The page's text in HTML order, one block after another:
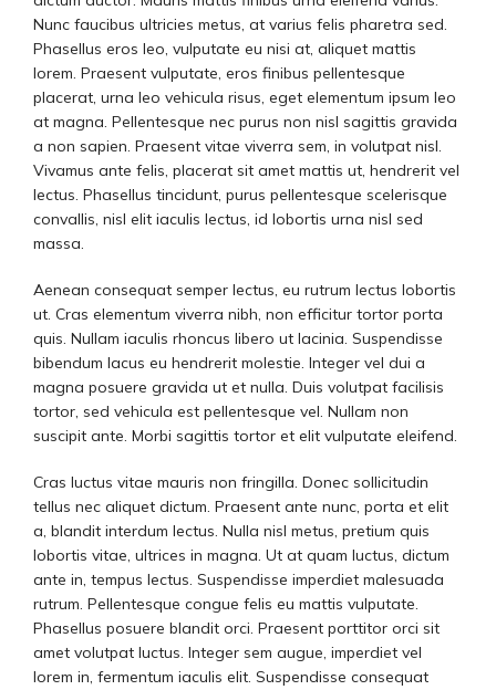
Nunc faucibus ultricies metus, at varius felis pharetra sed.
Phasellus eros leo, vulputate eu nisi at, aliquet mattis
lorem. Praesent vulputate, eros finibus pellentesque
placerat, urna leo vehicula risus, eget elementum ipsum leo
at magna. Pellentesque nec purus non nisl sagittis gravida
a non sapien. Praesent vitae viverra sem, in volutpat nisl.
Vivamus ante felis, placerat sit amet mattis ut, hendrerit vel
lectus. Phasellus tincidunt, purus pellentesque scelerisque
convallis, nisl elit iaculis lectus, id lobortis urna nisl sed
massa.
Aenean consequat semper lectus, eu rutrum lectus lobortis
ut. Cras elementum viverra nibh, non efficitur tortor porta
quis. Nullam iaculis rhoncus libero ut lacinia. Suspendisse
bibendum lacus eu hendrerit molestie. Integer vel dui a
magna posuere gravida ut et nulla. Duis volutpat facilisis
tortor, sed vehicula est pellentesque vel. Nullam non
suscipit ante. Morbi sagittis tortor et elit vulputate eleifend.
Cras luctus vitae mauris non fringilla. Donec sollicitudin
tellus nec aliquet dictum. Praesent ante nunc, porta et elit
a, blandit interdum lectus. Nulla nisl metus, pretium quis
lobortis vitae, ultrices in magna. Ut at quam luctus, dictum
ante in, tempus lectus. Suspendisse imperdiet malesuada
rutrum. Pellentesque congue felis eu mattis vulputate.
Phasellus posuere blandit orci. Praesent porttitor orci sit
amet volutpat luctus. Integer sem augue, imperdiet vel
lorem in, fermentum iaculis elit. Suspendisse consequat